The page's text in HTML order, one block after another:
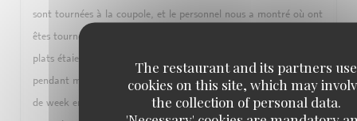
The restaurant and its partners use
cookies on this site, which may
the collection of personal data.
sont tournées à la coupole, et le personnel nous a montré où ont
êtes tournées les scènes, et raconté des anecdotes sur le lieu. Les
plats étaient excellents, les deserts aussi, j’ai envie d’y retourner
pendant mon séjour ! En tout cas, ça restera un super souvenir
de week end entre mère et filles grâce au service vraiment